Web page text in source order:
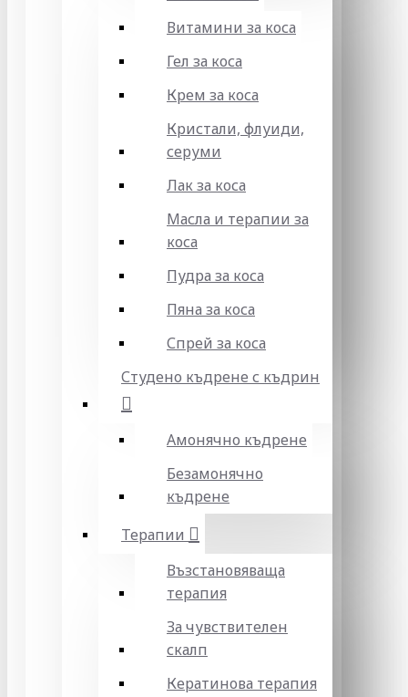
Витамини за коса
Гел за коса
Крем за коса
Кристали, флуиди,
серуми
Лак за коса
Масла и терапии за
коса
Пудра за коса
Пяна за коса
Спрей за коса
Студено къдрене с къдрин
Амонячно къдрене
Безамонячно
къдрене
Терапии
Възстановяваща
терапия
За чувствителен
скалп
Кератинова терапия